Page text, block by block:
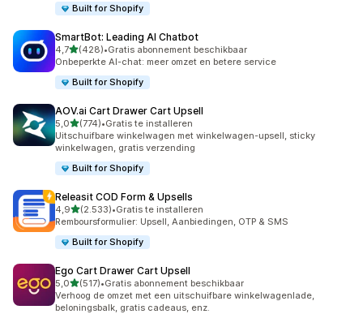
Built for Shopify
SmartBot: Leading AI Chatbot
4,7van 5 sterren
(428)
428 recensies in totaal
•Gratis abonnement beschikbaar
Onbeperkte AI-chat: meer omzet en betere service
Built for Shopify
AOV.ai Cart Drawer Cart Upsell
5,0van 5 sterren
(774)
774 recensies in totaal
•Gratis te installeren
Uitschuifbare winkelwagen met winkelwagen-upsell, sticky
winkelwagen, gratis verzending
Built for Shopify
Releasit COD Form & Upsells
4,9van 5 sterren
(2.533)
2533 recensies in totaal
•Gratis te installeren
Remboursformulier: Upsell, Aanbiedingen, OTP & SMS
Built for Shopify
Ego Cart Drawer Cart Upsell
5,0van 5 sterren
(517)
517 recensies in totaal
•Gratis abonnement beschikbaar
Verhoog de omzet met een uitschuifbare winkelwagenlade,
beloningsbalk, gratis cadeaus, enz.